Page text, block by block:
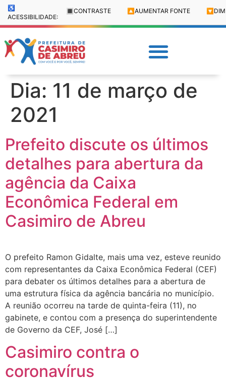
♿
ACESSIBILIDADE:
🔳 CONTRASTE 🔼 AUMENTAR FONTE 🔽
Dia: 11 de março de
2021
Prefeito discute os últimos
detalhes para abertura da
agência da Caixa
Econômica Federal em
Casimiro de Abreu
O prefeito Ramon Gidalte, mais uma vez, esteve reunido
com representantes da Caixa Econômica Federal (CEF)
para debater os últimos detalhes para a abertura de
uma estrutura física da agência bancária no município.
A reunião ocorreu na tarde de quinta-feira (11), no
gabinete, e contou com a presença do superintendente
de Governo da CEF, José […]
Casimiro contra o
coronavírus